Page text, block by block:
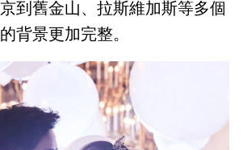
到舊金山、拉斯維加斯等多個
背景更加完整。